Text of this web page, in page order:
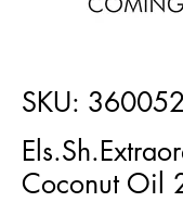
SKU:
Coconut Oil